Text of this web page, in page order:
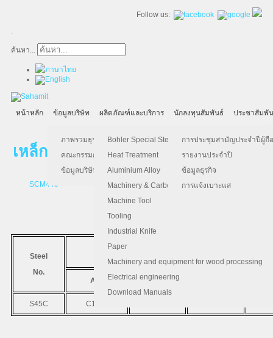
Follow us:
.
ค้นหา...
หน้าหลัก ข้อมูลบริษัท
ภาพรวมธุรกิจ
คณะกรรมการบริษัท
ข้อมูลบริษัท
ผลิตภัณฑ์และบริการ
Bohler Special Steel
Heat Treatment
Aluminium Alloy
Machinery & Carbon Steels
Machine Tool
Tooling
Industrial Knife
Paper
Machinery and equipment for wood processing
Electrical engineering
Download Manuals
นักลงทุนสัมพันธ์
การประชุมสามัญประจำปีผู้ถื
รายงานประจำปี
ข้อมูลธุรกิจ
การแจ้งเบาะแส
ประชาสัมพั
เหล็กแข็งอะไหล่และเหล็กแข็งคาร์บอน
SCM440 SCM415 4340 CM50
Steel
No.
COMPARABLE STANDARD
AISI JIS
S45C C1045